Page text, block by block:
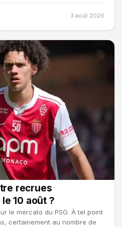
3 août 2026
recrues
10 août ?
le mercato du PSG. À tel point
certainement au nombre de